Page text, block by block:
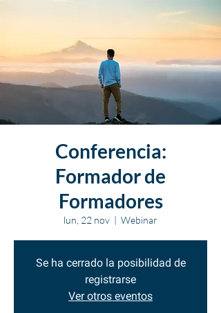
Conferencia:
Formador de
Formadores
lun, 22 nov
  |
Webinar
Se ha cerrado la posibilidad de
registrarse
Ver otros eventos